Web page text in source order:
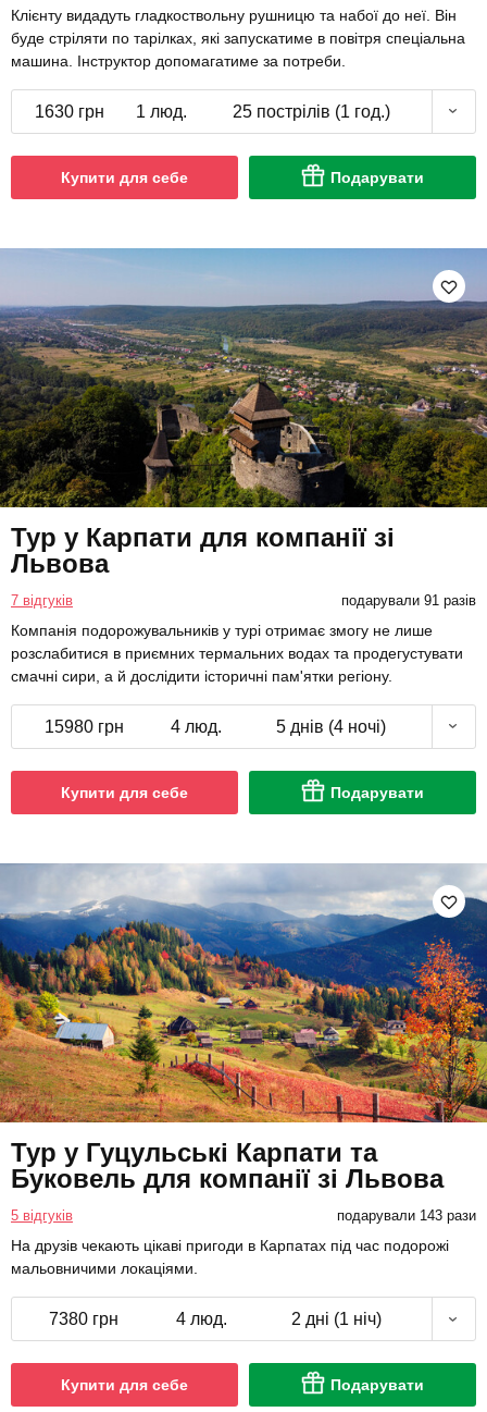
Клієнту видадуть гладкоствольну рушницю та набої до неї. Він
буде стріляти по тарілках, які запускатиме в повітря спеціальна
машина. Інструктор допомагатиме за потреби.
1630 грн 1 люд. 25 пострілів (1 год.)
Купити для себе Подарувати
Тур у Карпати для компанії зі
Львова
7 відгуків подарували 91 разів
Компанія подорожувальників у турі отримає змогу не лише
розслабитися в приємних термальних водах та продегустувати
смачні сири, а й дослідити історичні пам'ятки регіону.
15980 грн 4 люд. 5 днів (4 ночі)
Купити для себе Подарувати
Тур у Гуцульські Карпати та
Буковель для компанії зі Львова
5 відгуків подарували 143 рази
На друзів чекають цікаві пригоди в Карпатах під час подорожі
мальовничими локаціями.
7380 грн 4 люд. 2 дні (1 ніч)
Купити для себе Подарувати